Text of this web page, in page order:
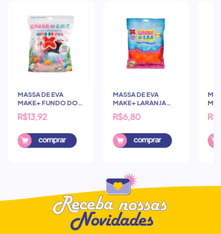
MASSA DE EVA
MAKE+ FUNDO DO
MAR 6 CORES
R$13,92
MASSA DE EVA
MAKE+ LARANJA
50G
R$6,80